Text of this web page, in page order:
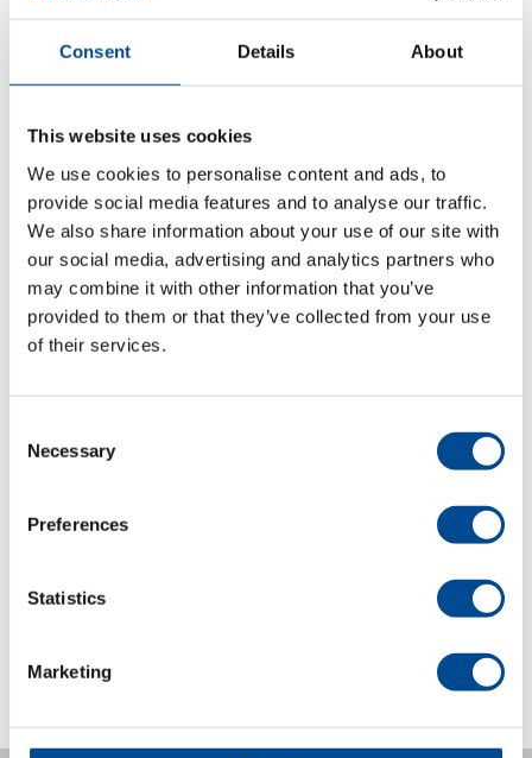
Consent Details About
This website uses cookies
We use cookies to personalise content and ads, to
provide social media features and to analyse our traffic.
We also share information about your use of our site with
our social media, advertising and analytics partners who
may combine it with other information that you’ve
provided to them or that they’ve collected from your use
of their services.
Selection
Necessary
Preferences
Statistics
Marketing
Juki DU-1481-7
Detaljer
2 3